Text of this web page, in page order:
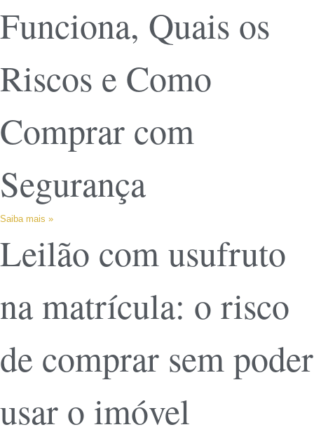
Funciona, Quais os
Riscos e Como
Comprar com
Segurança
Saiba mais »
Leilão com usufruto
na matrícula: o risco
de comprar sem poder
usar o imóvel